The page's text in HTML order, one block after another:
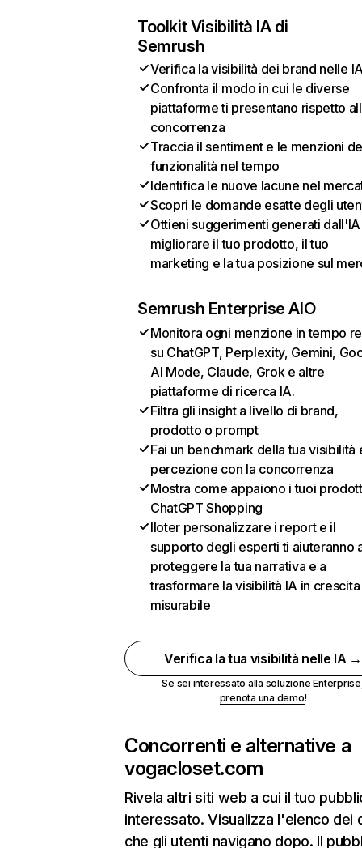
Toolkit Visibilità IA di
Semrush
Verifica la visibilità dei brand nelle
Confronta il modo in cui le diverse
piattaforme ti presentano rispetto
concorrenza
Traccia il sentiment e le menzioni
funzionalità nel tempo
Identifica le nuove lacune nel
Scopri le domande esatte degli
Ottieni suggerimenti generati
migliorare il tuo prodotto, il tuo
marketing e la tua posizione sul
Semrush Enterprise AIO
Monitora ogni menzione in tempo
su ChatGPT, Perplexity, Gemini,
AI Mode, Claude, Grok e altre
piattaforme di ricerca IA.
Filtra gli insight a livello di brand,
prodotto o prompt
Fai un benchmark della tua visibilità
percezione con la concorrenza
Mostra come appaiono i tuoi
ChatGPT Shopping
Iloter personalizzare i report e il
supporto degli esperti ti aiuteranno
proteggere la tua narrativa e a
trasformare la visibilità IA in crescita
misurabile
Verifica la tua visibilità nelle IA →
Se sei interessato alla soluzione
prenota una demo!
Concorrenti e alternative a
vogacloset.com
Rivela altri siti web a cui il tuo
interessato. Visualizza l'elenco dei
che gli utenti navigano dopo. Il